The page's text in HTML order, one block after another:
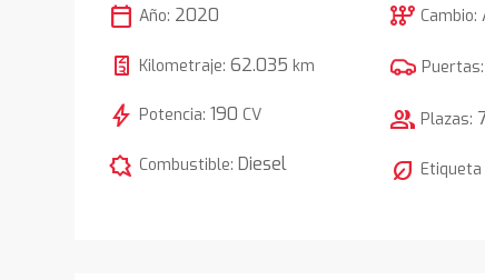
calendar_today Año: 2020
Kilometraje:62.035 km
bolt Potencia:190 CV
comic_bubble Combustible:Diesel
auto_transmission Cambio:
Puertas:
group Plazas:
nest_eco_leaf